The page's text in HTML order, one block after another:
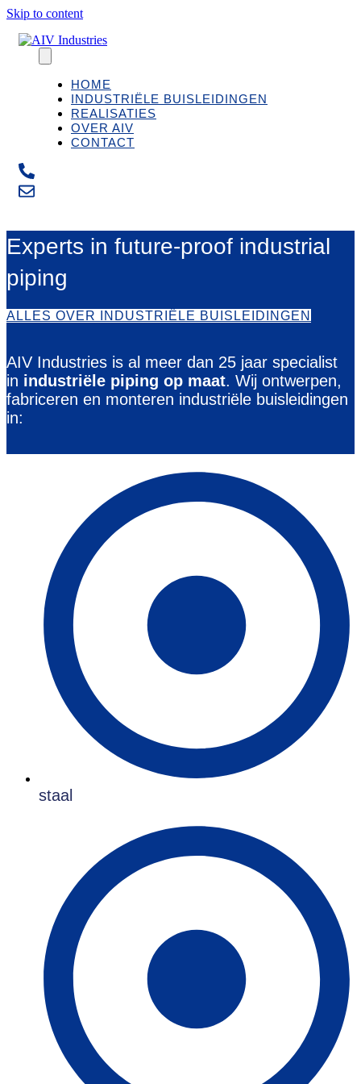
Skip to content
HOME
INDUSTRIËLE BUISLEIDINGEN
REALISATIES
OVER AIV
CONTACT
Experts in future-proof industrial
piping
ALLES OVER INDUSTRIËLE BUISLEIDINGEN
AIV Industries is al meer dan 25 jaar specialist
in industriële piping op maat. Wij ontwerpen,
fabriceren en monteren industriële buisleidingen
in:
staal